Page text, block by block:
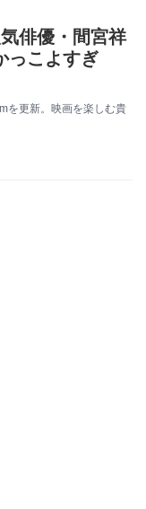
俳優・間宮祥
っこよすぎ
を更新。映画を楽しむ貴